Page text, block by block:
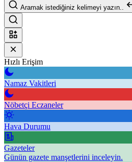
Aramak istediğiniz kelimeyi yazın..
Hızlı Erişim
Namaz Vakitleri
Nöbetçi Eczaneler
Hava Durumu
Gazeteler
Günün gazete manşetlerini inceleyin.